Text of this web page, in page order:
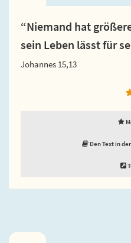
“Niemand hat
sein Leben lässt für
Johannes 15,13
Den Text in